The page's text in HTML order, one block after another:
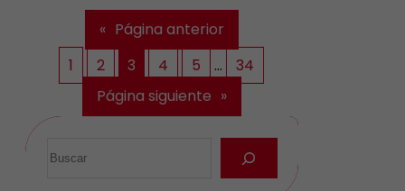
« Página anterior
1
2 3 4 5 …
34
Página siguiente »